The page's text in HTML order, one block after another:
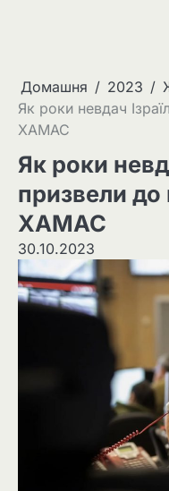
Домашня 2023
Як роки невдач
ХАМАС
Як роки
призвели до
ХАМАС
30.10.2023